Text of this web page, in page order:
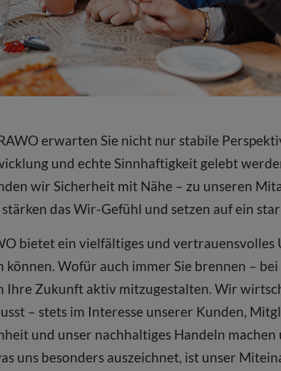
erwarten Sie nicht nur stabile
und echte Sinnhaftigkeit gelebt
wir Sicherheit mit Nähe – zu unseren
das Wir-Gefühl und setzen auf ein
bietet ein vielfältiges und vertrauensvolles
Wofür auch immer Sie brennen – bei
Ihre Zukunft aktiv mitzugestalten. Wir
– stets im Interesse unserer Kunden,
und unser nachhaltiges Handeln machen
uns besonders auszeichnet, ist unser